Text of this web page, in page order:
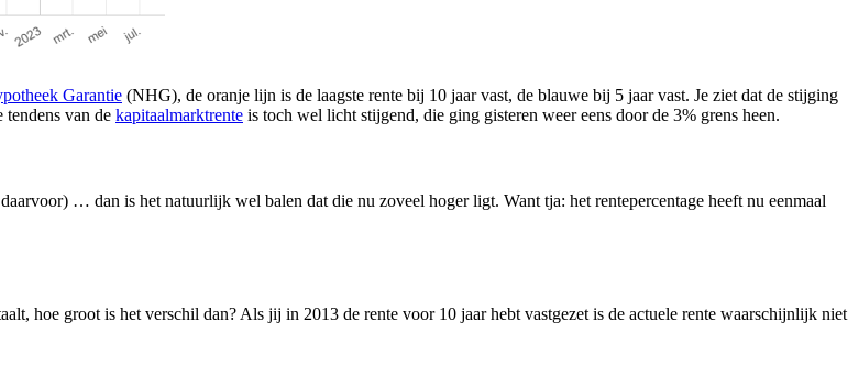
Garantie (NHG), de oranje lijn is de laagste rente bij 10 jaar vast, de blauwe bij 5 jaar vast. Je ziet dat de stijging
van de kapitaalmarktrente is toch wel licht stijgend, die ging gisteren weer eens door de 3% grens heen.
… dan is het natuurlijk wel balen dat die nu zoveel hoger ligt. Want tja: het rentepercentage heeft nu eenmaal
hoe groot is het verschil dan? Als jij in 2013 de rente voor 10 jaar hebt vastgezet is de actuele rente waarschijnlijk niet